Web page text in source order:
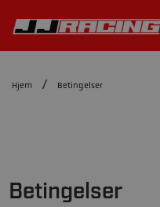
Hjem Betingelser
Betingelser